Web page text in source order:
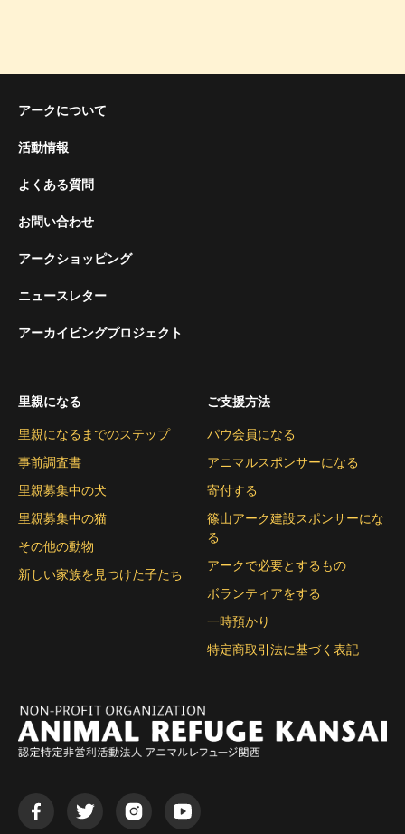
アークについて
活動情報
よくある質問
お問い合わせ
アークショッピング
ニュースレター
アーカイビングプロジェクト
里親になる
里親になるまでのステップ
事前調査書
里親募集中の犬
里親募集中の猫
その他の動物
新しい家族を見つけた子たち
ご支援方法
パウ会員になる
アニマルスポンサーになる
寄付する
篠山アーク建設スポンサーにな
る
アークで必要とするもの
ボランティアをする
一時預かり
特定商取引法に基づく表記